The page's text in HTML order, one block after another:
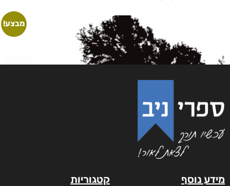
מבצע!
מידע נוסף קטגוריות